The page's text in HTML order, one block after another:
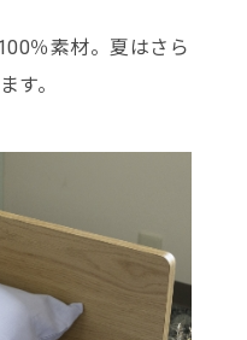
％素材。夏はさら
す。